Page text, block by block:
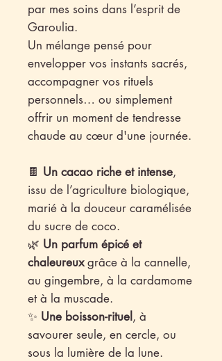
par mes soins dans l’esprit de
Garoulia.
Un mélange pensé pour
envelopper vos instants sacrés,
accompagner vos rituels
personnels… ou simplement
offrir un moment de tendresse
chaude au cœur d'une journée.
🍫 Un cacao riche et intense,
issu de l’agriculture biologique,
marié à la douceur caramélisée
du sucre de coco.
🌿 Un parfum épicé et
chaleureuxgrâce à la cannelle,
au gingembre, à la cardamome
et à la muscade.
✨ Une boisson-rituel , à
savourer seule, en cercle, ou
sous la lumière de la lune.